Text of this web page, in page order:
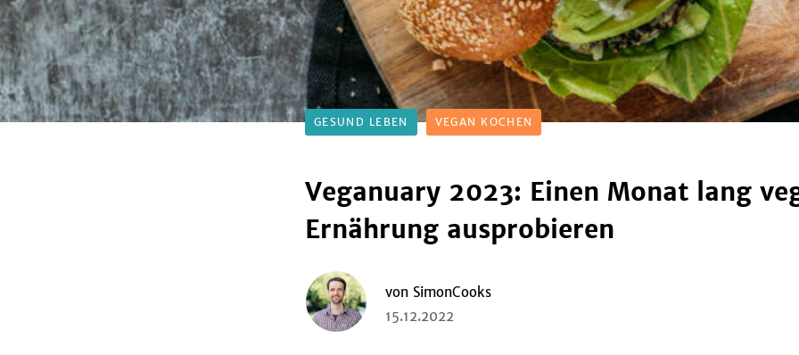
GESUND LEBEN VEGAN KOCHEN
Veganuary 2023: Einen Monat lang
Ernährung ausprobieren
von SimonCooks
15.12.2022